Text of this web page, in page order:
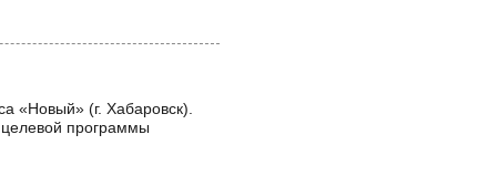
«Новый» (г. Хабаровск).
программы